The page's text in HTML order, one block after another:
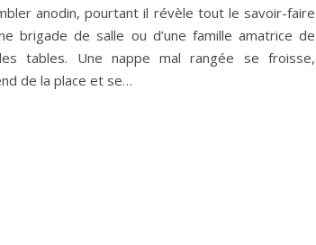
anodin, pourtant il révèle tout le savoir-faire
brigade de salle ou d’une famille amatrice de
tables. Une nappe mal rangée se froisse,
de la place et se…